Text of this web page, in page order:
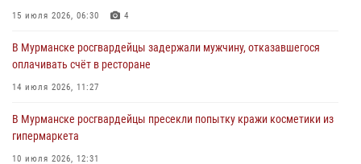
В Управлении Росгвардии по Мурманской области прошло пожарно-
30 июля 2026, 14:05
В Управлении Росгвардии по Мурманской области состоялось
равноапостольного великого князя Владимира
29 июля 2026, 12:17
15 июля 2026, 06:30 4
В Мурманске росгвардейцы задержали мужчину, отказавшегося
оплачивать счёт в ресторане
14 июля 2026, 11:27
В Мурманске росгвардейцы пресекли попытку кражи косметики из
гипермаркета
10 июля 2026, 12:31